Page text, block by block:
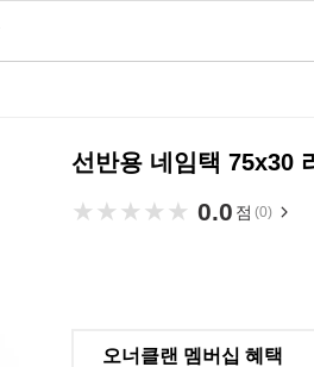
선반용 네임택 75x30
★★★★★
★★★★★ 0.0 점 (0)
오너클랜 멤버십 혜택